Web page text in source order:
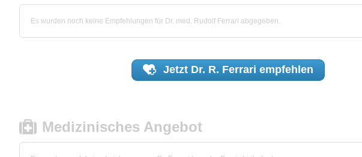
Es wurden noch keine Empfehlungen für Dr. med. Rudolf Ferrari abgegeben.
Jetzt Dr. R. Ferrari empfehlen
Medizinisches Angebot